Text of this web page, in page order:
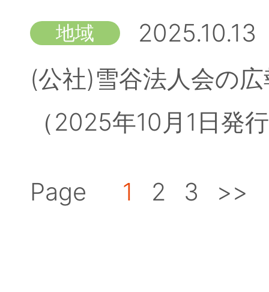
地域
2025.10.13
(公社)雪谷法人会の
（2025年10月1日発
Page 1 2 3 >>